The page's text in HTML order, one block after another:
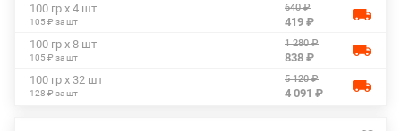
100 гр х 4 шт
105 ₽ за шт
640 ₽
419 ₽
100 гр х 8 шт
105 ₽ за шт
1 280 ₽
838 ₽
100 гр х 32 шт
128 ₽ за шт
5 120 ₽
4 091 ₽